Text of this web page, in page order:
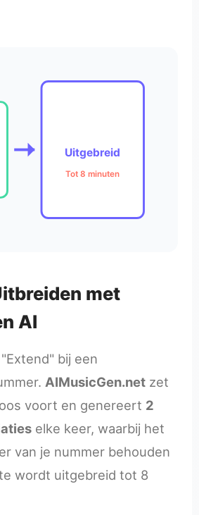
Uitgebreid
Tot 8 minuten
met
AI
bij een
AIMusicGen.net zet
voort en genereert 2
elke keer, waarbij het
van je nummer behouden
wordt uitgebreid tot 8